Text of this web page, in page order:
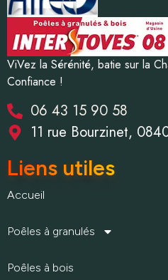
ViVez la Sérénité, batie sur la
Confiance !
06 43 15 90 58
11 rue Bourzinet,
Liens utiles
Accueil
Poêles à granulés
Poêles à bois